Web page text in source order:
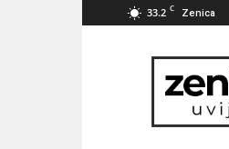
33.2 C Zenica